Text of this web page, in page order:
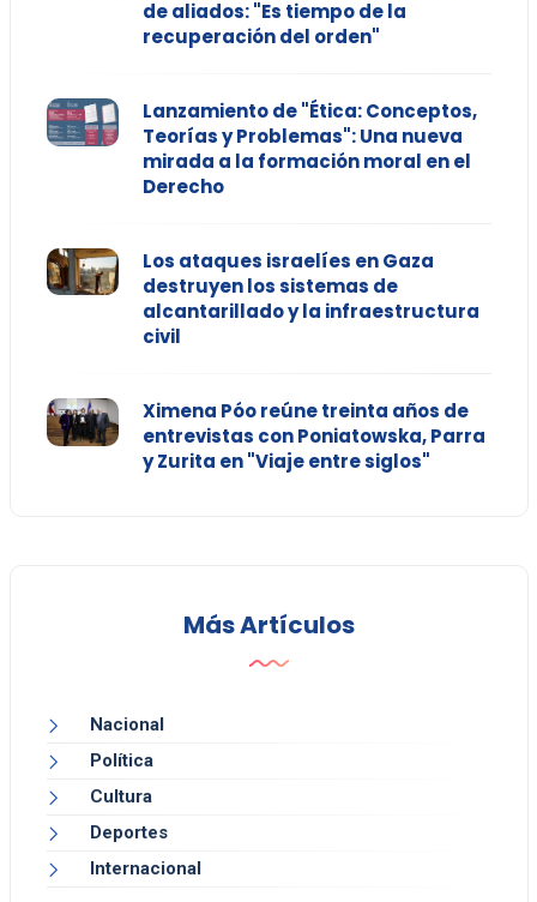
de aliados: "Es tiempo de la
recuperación del orden"
Lanzamiento de "Ética: Conceptos,
Teorías y Problemas": Una nueva
mirada a la formación moral en el
Derecho
Los ataques israelíes en Gaza
destruyen los sistemas de
alcantarillado y la infraestructura
civil
Ximena Póo reúne treinta años de
entrevistas con Poniatowska, Parra
y Zurita en "Viaje entre siglos"
Más Artículos
Nacional
Política
Cultura
Deportes
Internacional